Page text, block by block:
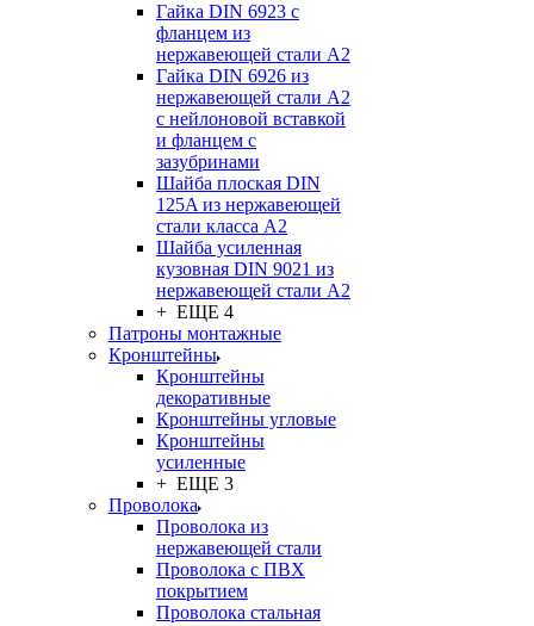
Гайка DIN 6923 с
фланцем из
нержавеющей стали А2
Гайка DIN 6926 из
нержавеющей стали А2
с нейлоновой вставкой
и фланцем с
зазубринами
Шайба плоская DIN
125A из нержавеющей
стали класса A2
Шайба усиленная
кузовная DIN 9021 из
нержавеющей стали А2
+ ЕЩЕ 4
Патроны монтажные
Кронштейны
Кронштейны
декоративные
Кронштейны угловые
Кронштейны
усиленные
+ ЕЩЕ 3
Проволока
Проволока из
нержавеющей стали
Проволока с ПВХ
покрытием
Проволока стальная